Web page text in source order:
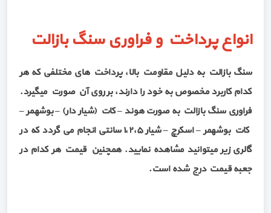
انواع پرداخت و فراوری سنگ بازالت
سنگ بازالت به دلیل مقاومت بالا، پرداخت های مختلفی که هر
کدام کاربرد مخصوص به خود را دارند، بر روی آن صورت میگیرد.
فراوری سنگ بازالت به صورت هوند – کات (شیار دار) – بوشهمر –
کات بوشهمر – اسکرچ – شیار ۱،۲٬۵ سانتی انجام می گردد که در
گالری زیر میتوانید مشاهده نمایید. همچنین قیمت هر کدام در
جعبه قیمت درج شده است.